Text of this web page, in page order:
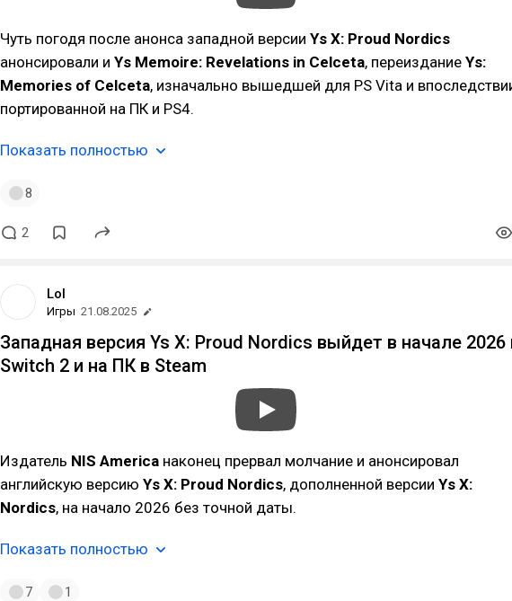
Чуть погодя после анонса западной версии Ys X: Proud Nordics
анонсировали и Ys Memoire: Revelations in Celceta, переиздание Ys:
Memories of Celceta, изначально вышедшей для PS Vita и
портированной на ПК и PS4.
Показать полностью
8
2
Lol
Игры 21.08.2025
Западная версия Ys X: Proud Nordics выйдет в начале 2026
Switch 2 и на ПК в Steam
Издатель NIS America наконец прервал молчание и анонсировал
английскую версию Ys X: Proud Nordics, дополненной версии Ys X:
Nordics, на начало 2026 без точной даты.
Показать полностью
7 1